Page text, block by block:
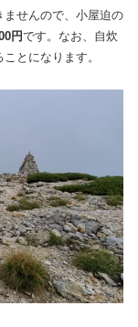
せんので、小屋迫の
円です。なお、自炊
とになります。